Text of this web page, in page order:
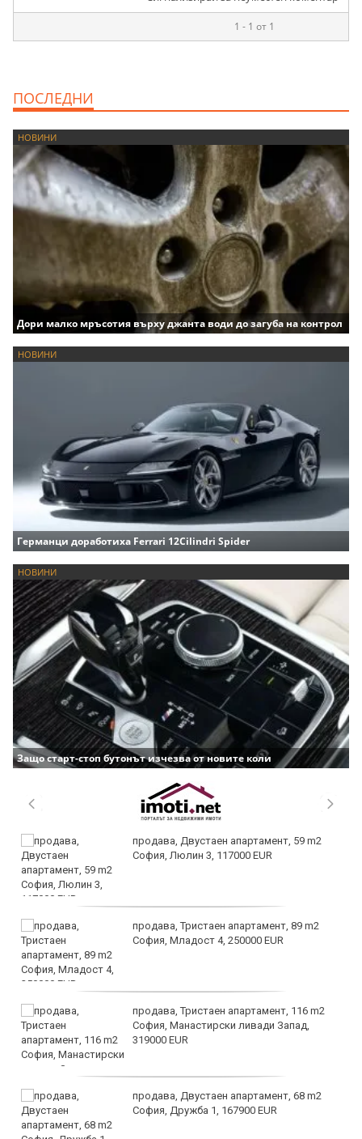
1 - 1 от 1
ПОСЛЕДНИ
НОВИНИ
Дори малко мръсотия върху джанта води до загуба на контрол
НОВИНИ
Германци доработиха Ferrari 12Cilindri Spider
НОВИНИ
Защо старт-стоп бутонът изчезва от новите коли
продава, Двустаен апартамент, 59 m2
София, Люлин 3, 117000 EUR
продава, Тристаен апартамент, 89 m2
София, Младост 4, 250000 EUR
продава, Тристаен апартамент, 116 m2
София, Манастирски ливади Запад,
319000 EUR
продава, Двустаен апартамент, 68 m2
София, Дружба 1, 167900 EUR